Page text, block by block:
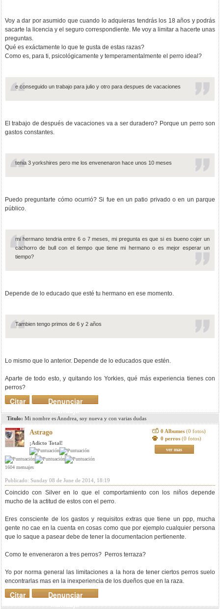
Voy a dar por asumido que cuando lo adquieras tendrás los 18 años y podrás
sacarte la licencia y el seguro correspondiente. Me voy a limitar a hacerte unas
preguntas.
Qué es exáctamente lo que te gusta de estas razas?
Como es, para ti, psicológicamente y temperamentalmente el perro ideal?
e conseguido un trabajo para julio y otro para despues de vacaciones
El trabajo de después de vacaciones va a ser duradero? Porque un perro son
gastos constantes.
tenia 3 yorkshires pero me los envenenaron hace unos 10 meses
Puedo preguntarte cómo ocurrió? Si fue en un patio privado o en un parque
público.
mi hermano tendria entre 6 o 7 meses, mi pregunta es que si es bueno cojer un
cachorro de bull con el tiempo que tiene mi hermano o es mejor esperar un
tiempo?
Depende de lo educado que esté tu hermano en ese momento.
Tambien tengo primos de 6 y 2 años
Lo mismo que lo anterior. Depende de lo educados que estén.
Aparte de todo esto, y quitando los Yorkies, qué más experiencia tienes con
perros?
Denunciar
mensaje
Citar
Titulo: Mi nombre es Anndrea, soy nueva y con varias dudas
Astrago
¡Adicto Total!
1604 mensajes
0 Albumes (0 fotos)
0 perros (0 fotos)
ver mas
Publicado: Sunday 08 de June de 2014, 18:19
Coincido con Silver en lo que el comportamiento con los niños depende
mucho de la actitud de estos con el perro.
Eres consciente de los gastos y requisitos extras que tiene un ppp, mucha
gente no cae en la cuenta en cosas como que por ejemplo cualquier persona
que lo saque a pasear debe de tener la documentacion pertienente.
Como te enveneraron a tres perros? Perros terraza?
Yo por norma general las limitaciones a la hora de tener ciertos perros suelo
encontrarlas mas en la inexperiencia de los dueños que en la raza.
Denunciar
mensaje
Citar